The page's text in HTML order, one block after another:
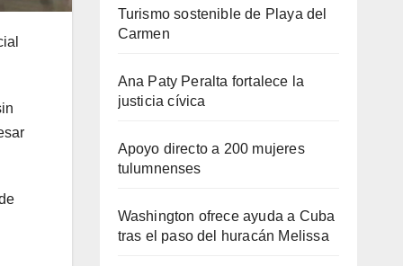
Turismo sostenible de Playa del
Carmen
Ana Paty Peralta fortalece la
justicia cívica
Apoyo directo a 200 mujeres
tulumnenses
Washington ofrece ayuda a Cuba
tras el paso del huracán Melissa